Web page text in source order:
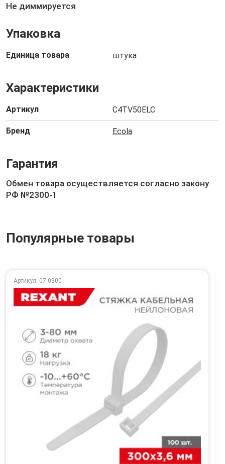
Не диммируется
Упаковка
Единица товара штука
Характеристики
Артикул C4TV50ELC
Бренд Ecola
Гарантия
Обмен товара осуществляется согласно закону
РФ №2300-1
Популярные товары
Артикул: 07-0300